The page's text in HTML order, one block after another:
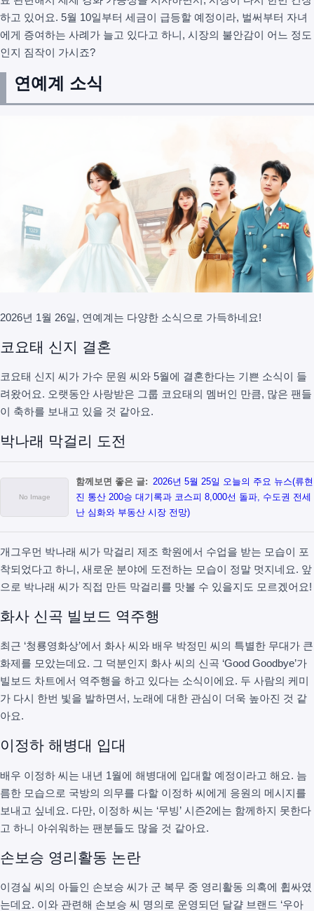
하고 있어요. 5월 10일부터 세금이 급등할 예정이라, 벌써부터 자녀
에게 증여하는 사례가 늘고 있다고 하니, 시장의 불안감이 어느 정도
인지 짐작이 가시죠?
연예계 소식
2026년 1월 26일, 연예계는 다양한 소식으로 가득하네요!
코요태 신지 결혼
코요태 신지 씨가 가수 문원 씨와 5월에 결혼한다는 기쁜 소식이 들
려왔어요. 오랫동안 사랑받은 그룹 코요태의 멤버인 만큼, 많은 팬들
이 축하를 보내고 있을 것 같아요.
박나래 막걸리 도전
함께보면 좋은 글: 2026년 5월 25일 오늘의 주요 뉴스(류현
진 통산 200승 대기록과 코스피 8,000선 돌파, 수도권 전세
난 심화와 부동산 시장 전망)
개그우먼 박나래 씨가 막걸리 제조 학원에서 수업을 받는 모습이 포
착되었다고 하니, 새로운 분야에 도전하는 모습이 정말 멋지네요. 앞
으로 박나래 씨가 직접 만든 막걸리를 맛볼 수 있을지도 모르겠어요!
화사 신곡 빌보드 역주행
최근 ‘청룡영화상’에서 화사 씨와 배우 박정민 씨의 특별한 무대가 큰
화제를 모았는데요. 그 덕분인지 화사 씨의 신곡 ‘Good Goodbye’가
빌보드 차트에서 역주행을 하고 있다는 소식이에요. 두 사람의 케미
가 다시 한번 빛을 발하면서, 노래에 대한 관심이 더욱 높아진 것 같
아요.
이정하 해병대 입대
배우 이정하 씨는 내년 1월에 해병대에 입대할 예정이라고 해요. 늠
름한 모습으로 국방의 의무를 다할 이정하 씨에게 응원의 메시지를
보내고 싶네요. 다만, 이정하 씨는 ‘무빙’ 시즌2에는 함께하지 못한다
고 하니 아쉬워하는 팬분들도 많을 것 같아요.
손보승 영리활동 논란
이경실 씨의 아들인 손보승 씨가 군 복무 중 영리활동 의혹에 휩싸였
는데요. 이와 관련해 손보승 씨 명의로 운영되던 달걀 브랜드 ‘우아